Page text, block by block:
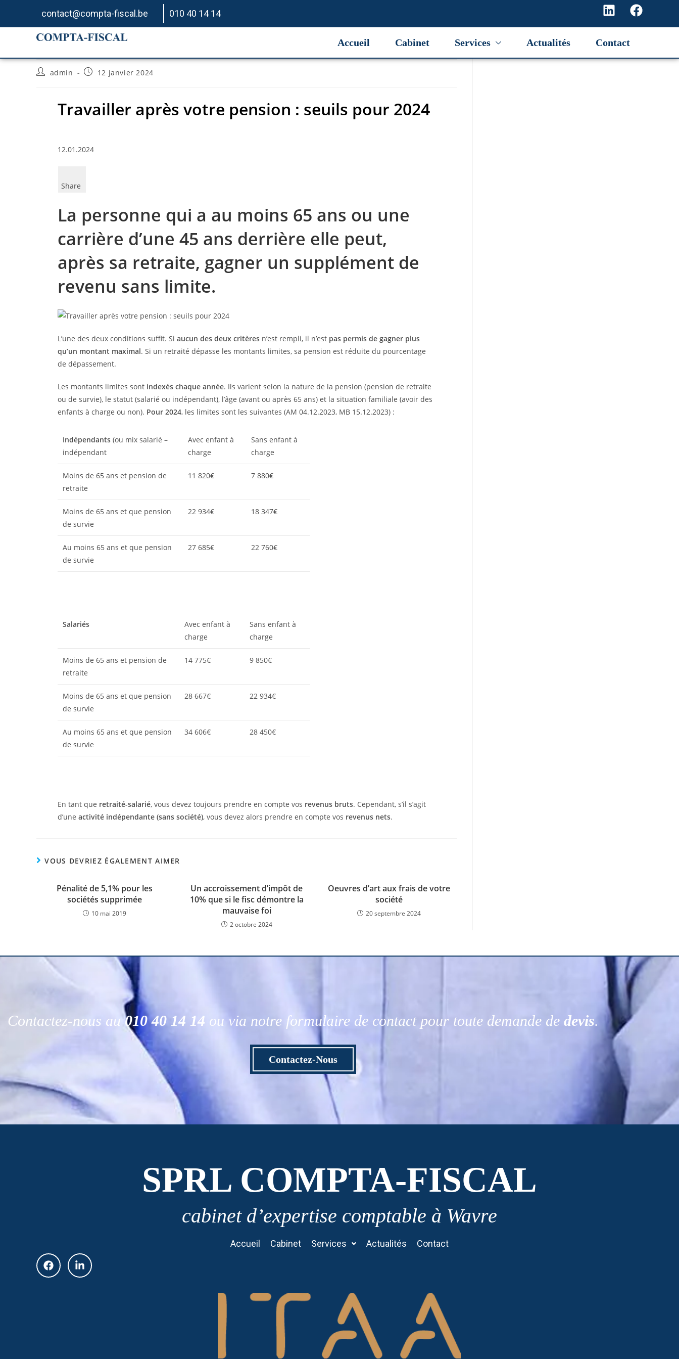
contact@compta-fiscal.be 010 40 14 14
Accueil Cabinet Services Actualités Contact
Travailler après votre pension : seuils pour 2024
admin 12 janvier 2024
Travailler après votre pension : seuils pour 2024
12.01.2024
Share
La personne qui a au moins 65 ans ou une
carrière d’une 45 ans derrière elle peut,
après sa retraite, gagner un supplément de
revenu sans limite.
L’une des deux conditions suffit. Si aucun des deux critèresn’est rempli, il n’est pas permis de gagner plus
qu’un montant maximal. Si un retraité dépasse les montants limites, sa pension est réduite du pourcentage
de dépassement.
Les montants limites sont indexés chaque année. Ils varient selon la nature de la pension (pension de retraite
ou de survie), le statut (salarié ou indépendant), l’âge (avant ou après 65 ans) et la situation familiale (avoir des
enfants à charge ou non). Pour 2024, les limites sont les suivantes (AM 04.12.2023, MB 15.12.2023) :
Indépendants(ou mix salarié –
indépendant
Avec enfant à
charge
Sans enfant à
charge
Moins de 65 ans et pension de
retraite
11 820€ 7 880€
Moins de 65 ans et que pension
de survie
22 934€ 18 347€
Au moins 65 ans et que pension
de survie
27 685€ 22 760€
Salariés
Avec enfant à
charge
Sans enfant à
charge
Moins de 65 ans et pension de
retraite
14 775€ 9 850€
Moins de 65 ans et que pension
de survie
28 667€ 22 934€
Au moins 65 ans et que pension
de survie
34 606€ 28 450€
En tant que retraité-salarié, vous devez toujours prendre en compte vos revenus bruts. Cependant, s’il s’agit
d’une activité indépendante (sans société), vous devez alors prendre en compte vos revenus nets.
VOUS DEVRIEZ ÉGALEMENT AIMER
Pénalité de 5,1% pour les
sociétés supprimée
10 mai 2019
Un accroissement d’impôt de
10% que si le fisc démontre la
mauvaise foi
2 octobre 2024
Oeuvres d’art aux frais de votre
société
20 septembre 2024
Contactez-nous au 010 40 14 14 ou via notre formulaire de contact pour toute demande de devis.
Contactez-Nous
SPRL COMPTA-FISCAL
cabinet d’expertise comptable à Wavre
Accueil Cabinet Services Actualités Contact